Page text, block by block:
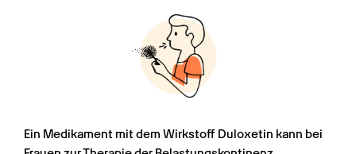
Ein Medikament mit dem Wirkstoff Duloxetin kann bei